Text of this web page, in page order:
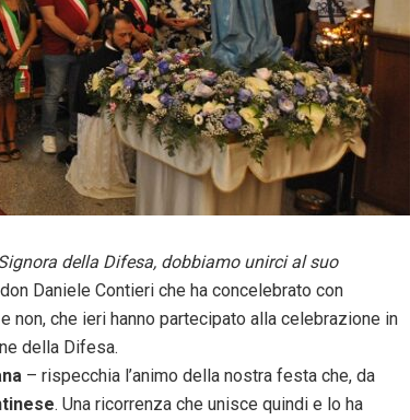
della Difesa, dobbiamo unirci al suo
Daniele Contieri che ha concelebrato con
che ieri hanno partecipato alla celebrazione in
della Difesa.
– rispecchia l’animo della nostra festa che, da
. Una ricorrenza che unisce quindi e lo ha